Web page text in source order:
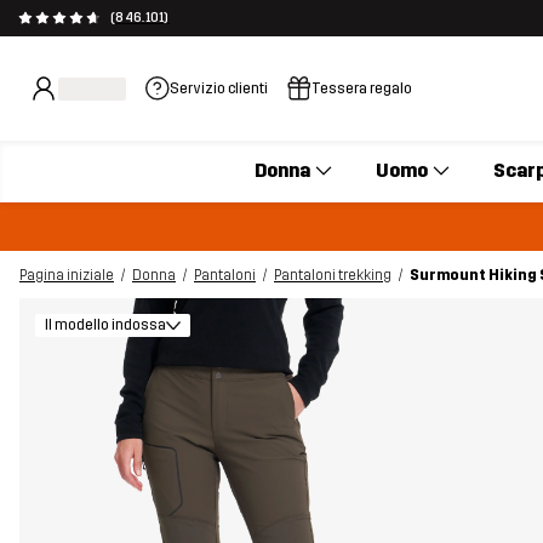
(846.101)
Servizio clienti Tessera regalo
Donna Uomo
Pagina iniziale Donna Pantaloni Pantaloni trekking Surmount Hiking
Il modello indossa